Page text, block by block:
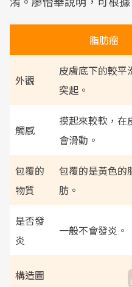
脂肪瘤
外觀
皮膚底下的較平
突起。
觸感
摸起來較軟，在
會滑動。
包覆的
物質
包覆的是黃色的
肪。
是否發
炎
一般不會發炎。
構造圖